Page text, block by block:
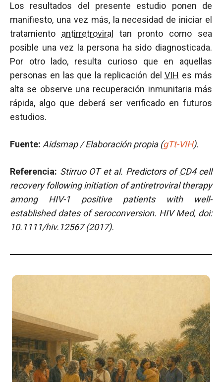
Los resultados del presente estudio ponen de
manifiesto, una vez más, la necesidad de iniciar el
tratamiento antirretroviral
tan pronto como sea
posible una vez la persona ha sido diagnosticada.
Por otro lado, resulta curioso que en aquellas
personas en las que la replicación delVIH es más
alta se observe una recuperación inmunitaria más
rápida, algo que deberá ser verificado en futuros
estudios.
Fuente: Aidsmap / Elaboración propia (gTt-VIH).
Referencia: Stirruo OT et al. Predictors ofCD4cell
recovery following initiation of antiretroviral therapy
among HIV-1 positive patients with well-
established dates of seroconversion. HIV Med, doi:
10.1111/hiv.12567 (2017).